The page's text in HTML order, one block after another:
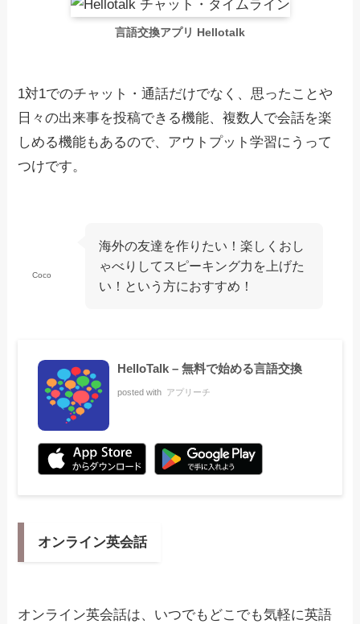
言語交換アプリ Hellotalk
1対1でのチャット・通話だけでなく、思ったことや
日々の出来事を投稿できる機能、複数人で会話を楽
しめる機能もあるので、アウトプット学習にうって
つけです。
Coco
海外の友達を作りたい！楽しくおし
ゃべりしてスピーキング力を上げた
い！という方におすすめ！
HelloTalk – 無料で始める言語交換
posted with アプリーチ
オンライン英会話
オンライン英会話は、いつでもどこでも気軽に英語